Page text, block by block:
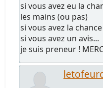
si vous avez eu la
les mains (ou pas)
si vous avez la
si vous avez un avis...
je suis preneur !